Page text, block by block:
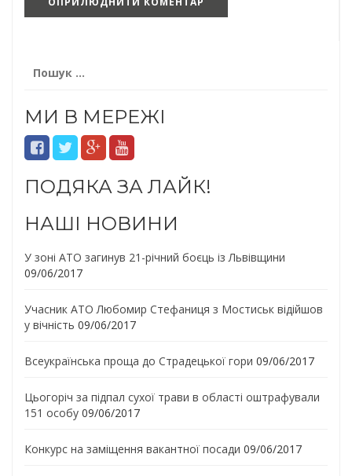
МИ В МЕРЕЖІ
ПОДЯКА ЗА ЛАЙК!
НАШІ НОВИНИ
У зоні АТО загинув 21-річний боєць із Львівщини
09/06/2017
Учасник АТО Любомир Стефаниця з Мостиськ відійшов
у вічність 09/06/2017
Всеукраїнська проща до Страдецької гори 09/06/2017
Цьогоріч за підпал сухої трави в області оштрафували
151 особу 09/06/2017
Конкурс на заміщення вакантної посади 09/06/2017